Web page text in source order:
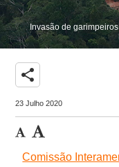
Invasão de
share
23 Julho 2020
Comissão